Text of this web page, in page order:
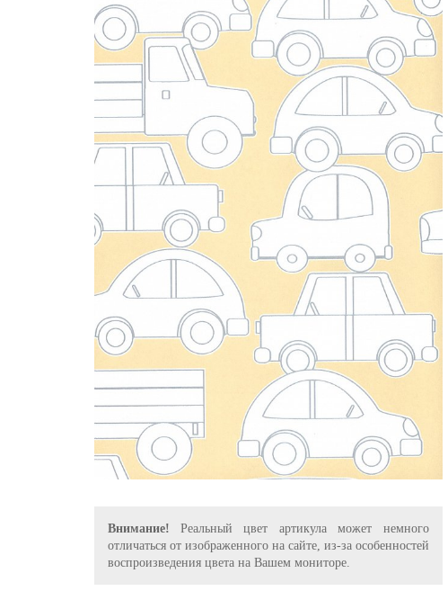
Внимание! Реальный цвет артикула может немного
отличаться от изображенного на сайте, из-за особенностей
воспроизведения цвета на Вашем мониторе.